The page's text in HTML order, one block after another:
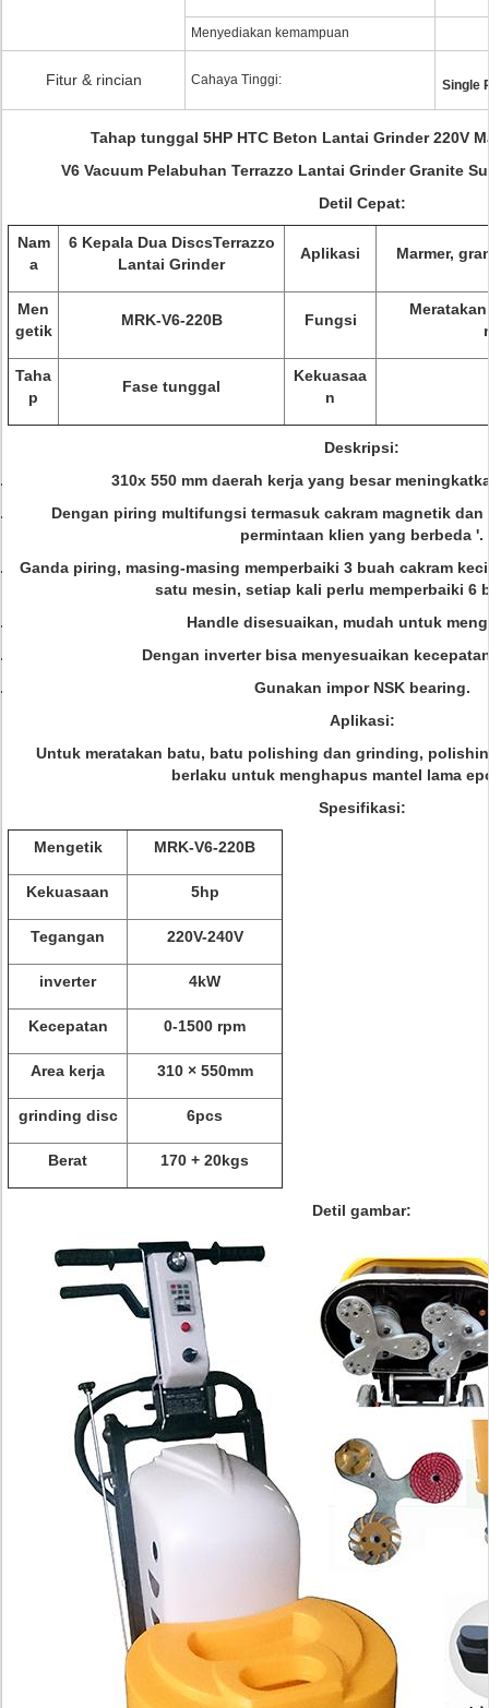
Menyediakan kemampuan
Fitur & rincian Cahaya Tinggi: Single
Tahap tunggal 5HP HTC Beton Lantai Grinder 220V
V6 Vacuum Pelabuhan Terrazzo Lantai Grinder Granite
Detil Cepat:
Nam
a
6 Kepala Dua DiscsTerrazzo
Lantai Grinder
Aplikasi Marmer,
Men
getik
MRK-V6-220B Fungsi
Taha
p
Fase tunggal
Kekuasaa
n
Deskripsi:
310x 550 mm daerah kerja yang besar
Dengan piring multifungsi termasuk cakram magnetik dan
permintaan klien yang berbeda '.
Ganda piring, masing-masing memperbaiki 3 buah cakram
satu mesin, setiap kali perlu memperbaiki 6
Handle disesuaikan, mudah untuk
Dengan inverter bisa menyesuaikan
Gunakan impor NSK bearing.
Aplikasi:
Untuk meratakan batu, batu polishing dan grinding,
berlaku untuk menghapus mantel lama
Spesifikasi:
Mengetik MRK-V6-220B
Kekuasaan 5hp
Tegangan 220V-240V
inverter 4kW
Kecepatan 0-1500 rpm
Area kerja 310 × 550mm
grinding disc 6pcs
Berat 170 + 20kgs
Detil gambar: